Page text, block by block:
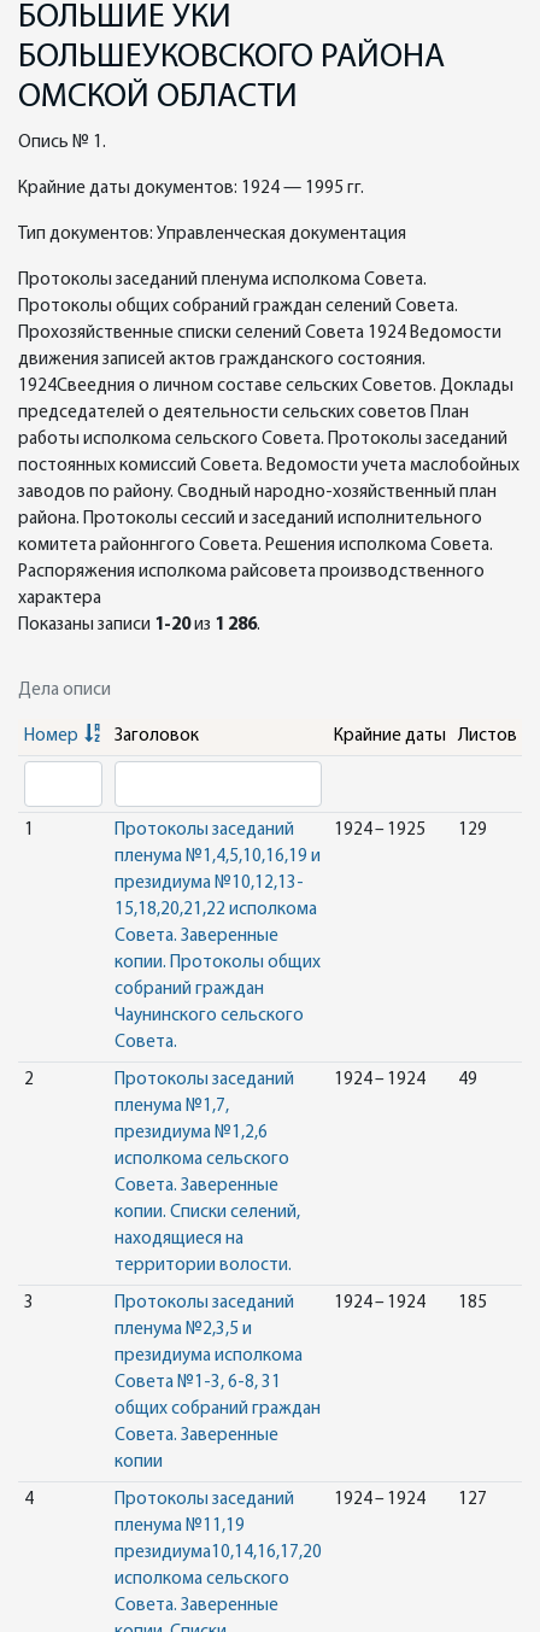
БОЛЬШИЕ УКИ
БОЛЬШЕУКОВСКОГО РАЙОНА
ОМСКОЙ ОБЛАСТИ
Опись № 1.
Крайние даты документов: 1924 — 1995 гг.
Тип документов: Управленческая документация
Протоколы заседаний пленума исполкома Совета.
Протоколы общих собраний граждан селений Совета.
Прохозяйственные списки селений Совета 1924 Ведомости
движения записей актов гражданского состояния.
1924Свеедния о личном составе сельских Советов. Доклады
председателей о деятельности сельских советов План
работы исполкома сельского Совета. Протоколы заседаний
постоянных комиссий Совета. Ведомости учета маслобойных
заводов по району. Сводный народно-хозяйственный план
района. Протоколы сессий и заседаний исполнительного
комитета районнгого Совета. Решения исполкома Совета.
Распоряжения исполкома райсовета производственного
характера
Показаны записи 1-20из 1 286.
Дела описи
Номер Заголовок Крайние даты Листов
1
Протоколы заседаний
пленума №1,4,5,10,16,19 и
президиума №10,12,13-
15,18,20,21,22 исполкома
Совета. Заверенные
копии. Протоколы общих
собраний граждан
Чаунинского сельского
Совета.
1924 – 1925 129
2
Протоколы заседаний
пленума №1,7,
президиума №1,2,6
исполкома сельского
Совета. Заверенные
копии. Списки селений,
находящиеся на
территории волости.
1924 – 1924 49
3
Протоколы заседаний
пленума №2,3,5 и
президиума исполкома
Совета №1-3, 6-8, 31
общих собраний граждан
Совета. Заверенные
копии
1924 – 1924 185
4
Протоколы заседаний
пленума №11,19
президиума10,14,16,17,20
исполкома сельского
Совета. Заверенные
1924 – 1924 127